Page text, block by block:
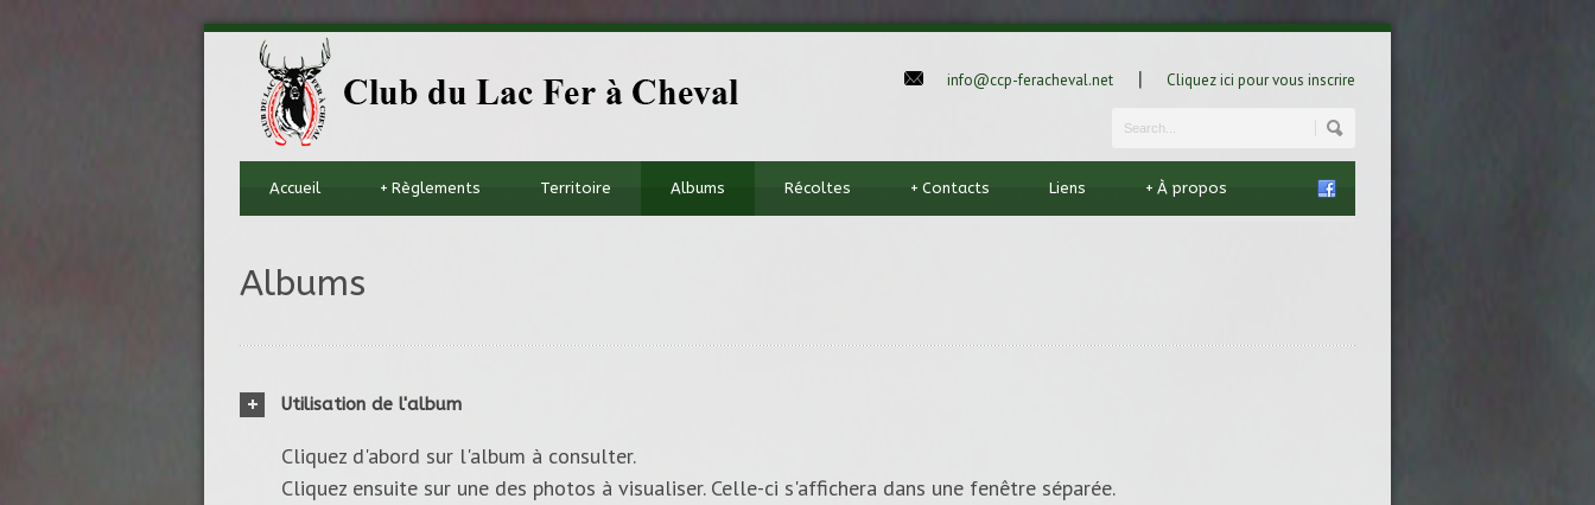
info@ccp-feracheval.net | Cliquez ici pour vous inscrire
Accueil Règlements
+ Territoire Albums Récoltes Contacts
+ Liens À propos
+
Albums
Utilisation de l'album
Cliquez d'abord sur l'album à consulter.
Cliquez ensuite sur une des photos à visualiser. Celle-ci s'affichera dans une fenêtre séparée.